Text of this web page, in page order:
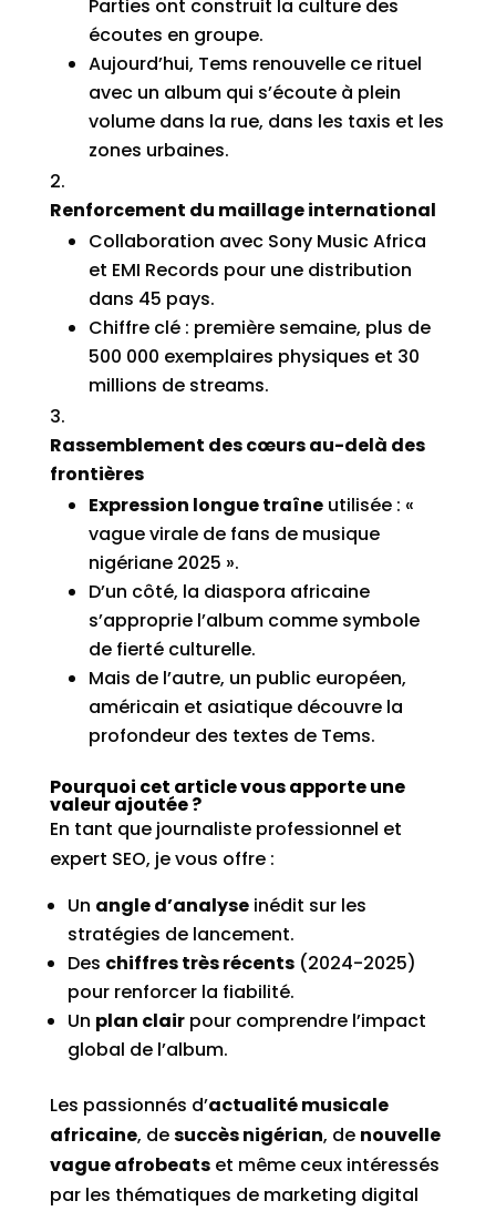
Parties ont construit la culture des
écoutes en groupe.
Aujourd’hui, Tems renouvelle ce rituel
avec un album qui s’écoute à plein
volume dans la rue, dans les taxis et les
zones urbaines.
Renforcement du maillage international
Collaboration avec Sony Music Africa
et EMI Records pour une distribution
dans 45 pays.
Chiffre clé : première semaine, plus de
500 000 exemplaires physiques et 30
millions de streams.
Rassemblement des cœurs au-delà des
frontières
Expression longue traîneutilisée : «
vague virale de fans de musique
nigériane 2025 ».
D’un côté, la diaspora africaine
s’approprie l’album comme symbole
de fierté culturelle.
Mais de l’autre, un public européen,
américain et asiatique découvre la
profondeur des textes de Tems.
Pourquoi cet article vous apporte une
valeur ajoutée ?
En tant que journaliste professionnel et
expert SEO, je vous offre :
Un angle d’analyseinédit sur les
stratégies de lancement.
Des chiffres très récents(2024-2025)
pour renforcer la fiabilité.
Un plan clairpour comprendre l’impact
global de l’album.
Les passionnés d’actualité musicale
africaine, desuccès nigérian, de nouvelle
vague afrobeatset même ceux intéressés
par les thématiques de marketing digital